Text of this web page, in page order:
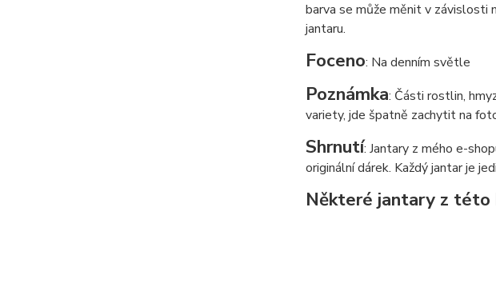
barva se může měnit v závislosti
jantaru.
Foceno: Na denním světle
Poznámka: Části rostlin,
variety, jde špatně zachytit na
Shrnutí: Jantary z mého e-
originální dárek. Každý jantar je
Některé jantary z této